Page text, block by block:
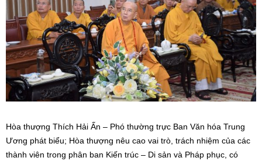
Hòa thượng Thích Hải Ấn – Phó thường trực Ban Văn hóa Trung
Ương phát biểu; Hòa thượng nêu cao vai trò, trách nhiệm của các
thành viên trong phân ban Kiến trúc – Di sản và Pháp phục, có